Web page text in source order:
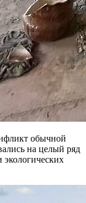
обычной
на целый ряд